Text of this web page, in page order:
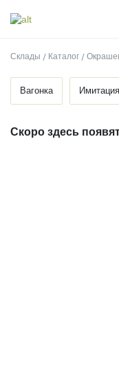
Склады Каталог
Вагонка
Скоро здесь